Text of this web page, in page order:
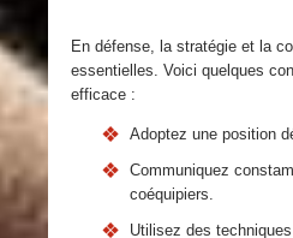
En défense, la stratégie et la
essentielles. Voici quelques
efficace :
Adoptez une position
Communiquez
coéquipiers.
Utilisez des